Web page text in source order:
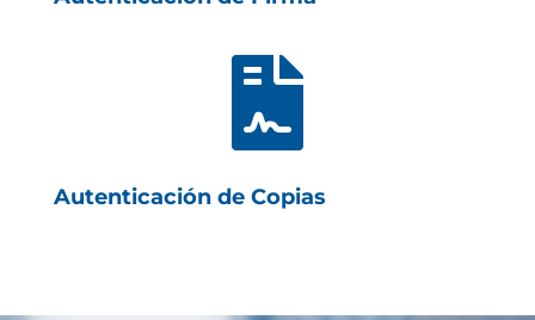

Autenticación de Copias